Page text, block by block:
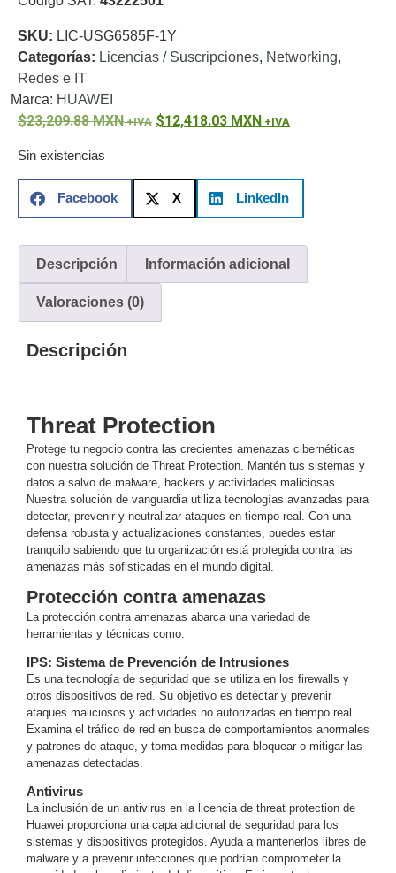
RefaccionesProbadores
de
Video
de Video
Cables y
Adaptador
a
RCAAudio
VideoCable
Coaxial y
Cables
Armados -
5eFibra
ElectricidadRG59
Tipo
CaPTelefónicoVGA
/ DVI /
HDMI
Cámaras
IP y NVRs
Salinos
(Anticorrosión)AntiexplosiónBalaCodificadores
Decodificadores
de
VideoCuboDomo
/ Eyeball /
Turret Fisheye
y
Hemisféricas
MotorizadoNVRs
Network
Video
SKU: LIC-USG6585F-1Y
Categorías: Licencias / Suscripciones, Networking,
Redes e IT
Marca: HUAWEI
23,209.88MXN 12,418.03 MXN
Sin existencias
Facebook X LinkedIn
Descripción Información adicional
Valoraciones (0)
Descripción
Threat Protection
Protege tu negocio contra las crecientes amenazas cibernéticas
con nuestra solución de Threat Protection. Mantén tus sistemas y
datos a salvo de malware, hackers y actividades maliciosas.
Nuestra solución de vanguardia utiliza tecnologías avanzadas para
detectar, prevenir y neutralizar ataques en tiempo real. Con una
defensa robusta y actualizaciones constantes, puedes estar
tranquilo sabiendo que tu organización está protegida contra las
amenazas más sofisticadas en el mundo digital.
Protección contra amenazas
La protección contra amenazas abarca una variedad de
herramientas y técnicas como:
IPS: Sistema de Prevención de Intrusiones
Es una tecnología de seguridad que se utiliza en los firewalls y
otros dispositivos de red. Su objetivo es detectar y prevenir
ataques maliciosos y actividades no autorizadas en tiempo real.
Examina el tráfico de red en busca de comportamientos anormales
y patrones de ataque, y toma medidas para bloquear o mitigar las
amenazas detectadas.
Antivirus
La inclusión de un antivirus en la licencia de threat protection de
Huawei proporciona una capa adicional de seguridad para los
sistemas y dispositivos protegidos. Ayuda a mantenerlos libres de
malware y a prevenir infecciones que podrían comprometer la